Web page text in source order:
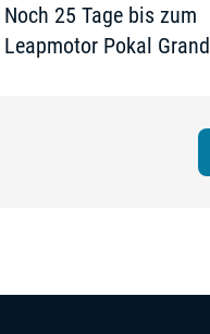
Noch 25 Tage bis zum
Leapmotor Pokal Grand